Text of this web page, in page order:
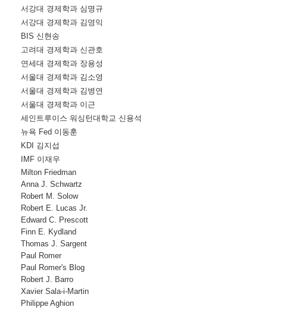
서강대 경제학과 심명규
서강대 경제학과 김영익
BIS 신현송
고려대 경제학과 신관호
연세대 경제학과 장용성
서울대 경제학과 김소영
서울대 경제학과 김병연
서울대 경제학과 이근
세인트루이스 워싱턴대학교 신용석
뉴욕 Fed 이동훈
KDI 김지섭
IMF 이재우
Milton Friedman
Anna J. Schwartz
Robert M. Solow
Robert E. Lucas Jr.
Edward C. Prescott
Finn E. Kydland
Thomas J. Sargent
Paul Romer
Paul Romer's Blog
Robert J. Barro
Xavier Sala-i-Martin
Philippe Aghion